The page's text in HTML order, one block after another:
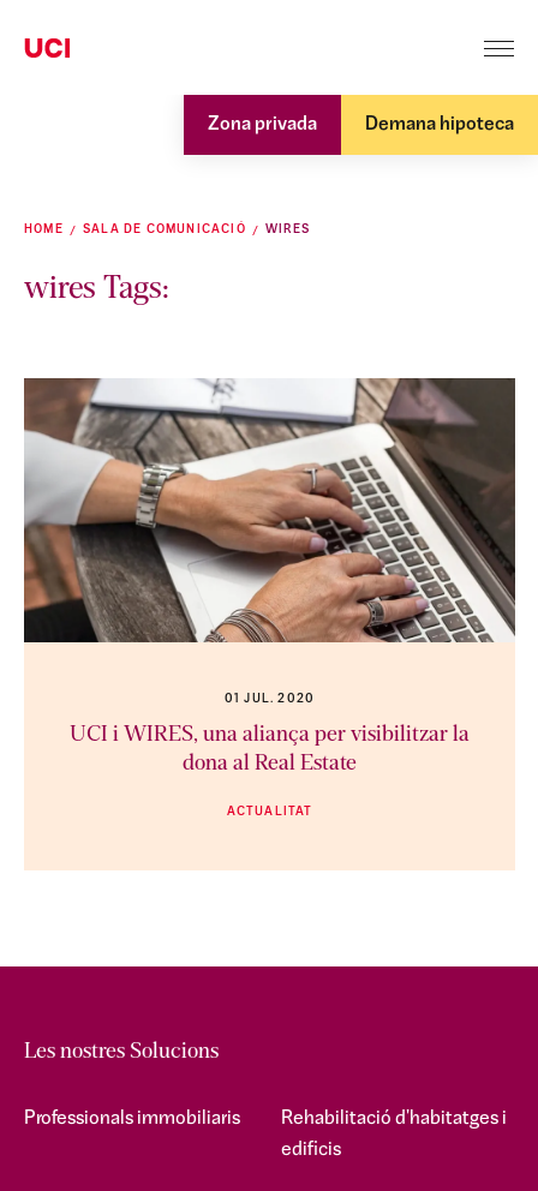
Zona privada Demana hipoteca
HOME SALA DE COMUNICACIÓ WIRES
wires Tags:
01 JUL. 2020
UCI i WIRES, una aliança per visibilitzar la
dona al Real Estate
ACTUALITAT
Les nostres Solucions
Professionals immobiliaris
Rehabilitació d'habitatges i
edificis